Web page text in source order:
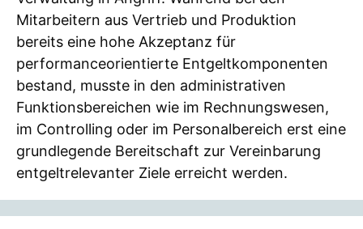
Mitarbeitern aus Vertrieb und Produktion
bereits eine hohe Akzeptanz für
performanceorientierte Entgeltkomponenten
bestand, musste in den administrativen
Funktionsbereichen wie im Rechnungswesen,
im Controlling oder im Personalbereich erst eine
grundlegende Bereitschaft zur Vereinbarung
entgeltrelevanter Ziele erreicht werden.